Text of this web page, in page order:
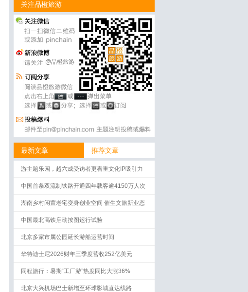
关注品橙旅游
@品橙旅游
最新文章 推荐文章
游主题乐园，超六成受访者更看重文化IP吸引力
中国首条双流制铁路开通四年载客逾4150万人次
湖南乡村闲置老宅变身创业空间 催生文旅新业态
中国最北高铁启动按图运行试验
北京多家市属公园延长游船运营时间
华特迪士尼2026财年三季度营收252亿美元
同程旅行：暑期“工厂游”热度同比大涨36%
北京大兴机场巴士新增至环球影城直达线路